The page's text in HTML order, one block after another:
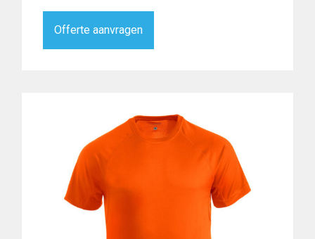
Offerte aanvragen